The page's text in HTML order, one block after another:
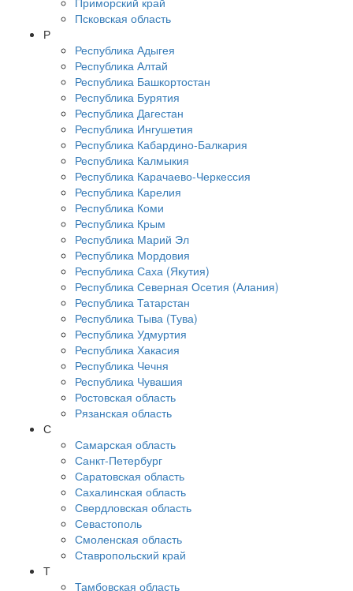
Псковская область
Р
Республика Адыгея
Республика Алтай
Республика Башкортостан
Республика Бурятия
Республика Дагестан
Республика Ингушетия
Республика Кабардино-Балкария
Республика Калмыкия
Республика Карачаево-Черкессия
Республика Карелия
Республика Коми
Республика Крым
Республика Марий Эл
Республика Мордовия
Республика Саха (Якутия)
Республика Северная Осетия (Алания)
Республика Татарстан
Республика Тыва (Тува)
Республика Удмуртия
Республика Хакасия
Республика Чечня
Республика Чувашия
Ростовская область
Рязанская область
С
Самарская область
Санкт-Петербург
Саратовская область
Сахалинская область
Свердловская область
Севастополь
Смоленская область
Ставропольский край
Т
Тамбовская область